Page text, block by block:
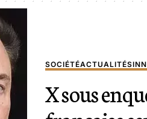
SOCIÉTÉACTUALITÉS
X sous